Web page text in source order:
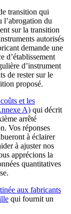
transition qui
l’abrogation du
sur la transition
autorisés
demande une
d’établissement
d’instrument
de rester sur le
proposé.
et les
A) qui décrit
arrêté
Vos réponses
à éclairer
à ajuster nos
apprécions la
quantitatives
aux fabricants
qui fournit un